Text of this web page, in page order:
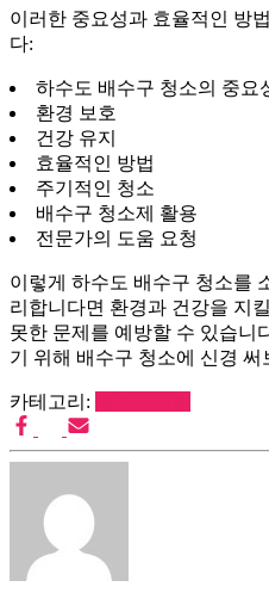
이러한 중요성과 효율적인 방
다:
하수도 배수구 청소의 중요
환경 보호
건강 유지
효율적인 방법
주기적인 청소
배수구 청소제 활용
전문가의 도움 요청
이렇게 하수도 배수구 청소를
리합니다면 환경과 건강을 지
못한 문제를 예방할 수 있습니
기 위해 배수구 청소에 신경 써
카테고리: